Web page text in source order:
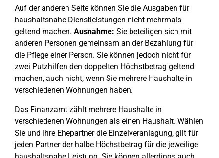
Auf der anderen Seite können Sie die Ausgaben für
haushaltsnahe Dienstleistungen nicht mehrmals
geltend machen. Ausnahme: Sie beteiligen sich mit
anderen Personen gemeinsam an der Bezahlung für
die Pflege einer Person. Sie können jedoch nicht für
zwei Putzhilfen den doppelten Höchstbetrag geltend
machen, auch nicht, wenn Sie mehrere Haushalte in
verschiedenen Wohnungen haben.
Das Finanzamt zählt mehrere Haushalte in
verschiedenen Wohnungen als einen Haushalt. Wählen
Sie und Ihre Ehepartner die Einzelveranlagung, gilt für
jeden Partner der halbe Höchstbetrag für die jeweilige